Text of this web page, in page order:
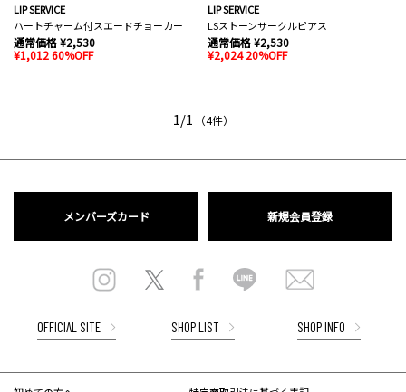
LIP SERVICE
ハートチャーム付スエードチョーカー
通常価格 ¥2,530
¥1,012 60%OFF
LIP SERVICE
LSストーンサークルピアス
通常価格 ¥2,530
¥2,024 20%OFF
1/1 （4件）
メンバーズカード 新規会員登録
OFFICIAL SITE SHOP LIST SHOP INFO